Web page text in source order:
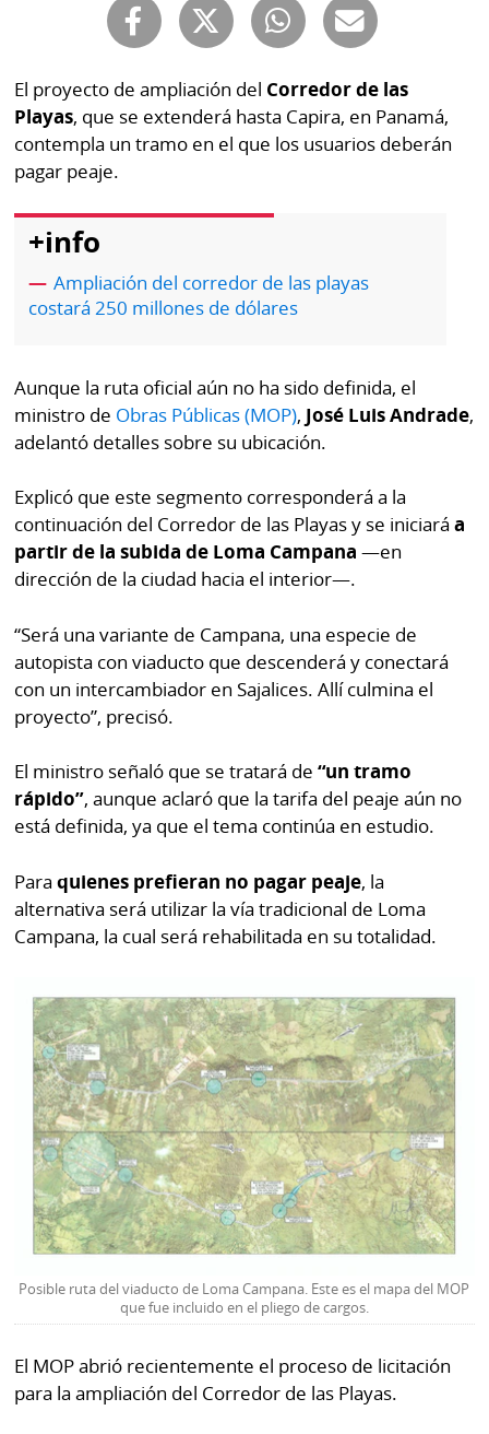
Buscador
Catálogos
Lotería
digital
Luctuosas
RSS
Temas
Autores
Notas
al
lector
Buenas
prácticas
OTROS
SITIOS
por
Metro
Tienda
Tus
Tiquetes
Cero
Corprensa
Diario
Ellas
La
Prensa
Busca
Fácil
⌾
Hoy
Sábado
Picante
⌾
Repregunta
⌾
Tal
Cual
Sabrina
Sin
El proyecto de ampliación del Corredor de las
Playas, que se extenderá hasta Capira, en Panamá,
contempla un tramo en el que los usuarios deberán
pagar peaje.
+info
Ampliación del corredor de las playas
costará 250 millones de dólares
Aunque la ruta oficial aún no ha sido definida, el
ministro de Obras Públicas (MOP), José Luis Andrade,
adelantó detalles sobre su ubicación.
Explicó que este segmento corresponderá a la
continuación del Corredor de las Playas y se iniciaráa
partir de la subida de Loma Campana —en
dirección de la ciudad hacia el interior—.
“Será una variante de Campana, una especie de
autopista con viaducto que descenderá y conectará
con un intercambiador en Sajalices. Allí culmina el
proyecto”, precisó.
El ministro señaló que se tratará de“un tramo
rápido”, aunque aclaró que la tarifa del peaje aún no
está definida, ya que el tema continúa en estudio.
Paraquienes prefieran no pagar peaje, la
alternativa será utilizar la vía tradicional de Loma
Campana, la cual será rehabilitada en su totalidad.
Posible ruta del viaducto de Loma Campana. Este es el mapa del MOP
que fue incluido en el pliego de cargos.
El MOP abrió recientemente el proceso de licitación
para la ampliación del Corredor de las Playas.